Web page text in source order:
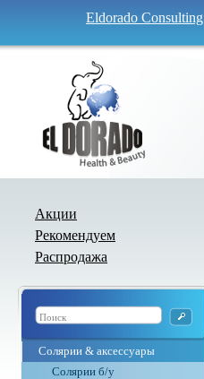
Eldorado Consulting
Акции
Рекомендуем
Распродажа
Солярии & аксессуары
Солярии б/у